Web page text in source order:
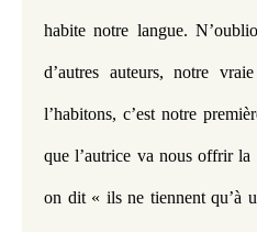
habite notre langue.
d’autres auteurs, notre
l’habitons, c’est notre
que l’autrice va nous offrir la
on dit « ils ne tiennent qu’à